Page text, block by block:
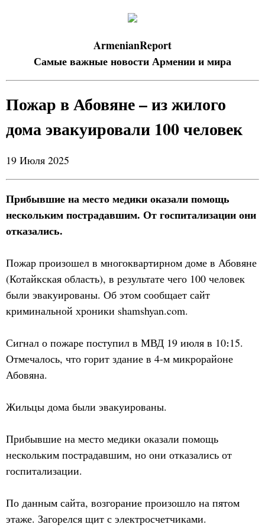
ArmenianReport
Самые важные новости Армении и мира
Пожар в Абовяне – из жилого
дома эвакуировали 100 человек
19 Июля 2025
Прибывшие на место медики оказали помощь
нескольким пострадавшим. От госпитализации они
отказались.
Пожар произошел в многоквартирном доме в Абовяне
(Котайкская область), в результате чего 100 человек
были эвакуированы. Об этом сообщает сайт
криминальной хроники shamshyan.com.
Сигнал о пожаре поступил в МВД 19 июля в 10։15.
Отмечалось, что горит здание в 4-м микрорайоне
Абовяна.
Жильцы дома были эвакуированы.
Прибывшие на место медики оказали помощь
нескольким пострадавшим, но они отказались от
госпитализации.
По данным сайта, возгорание произошло на пятом
этаже. Загорелся щит с электросчетчиками.